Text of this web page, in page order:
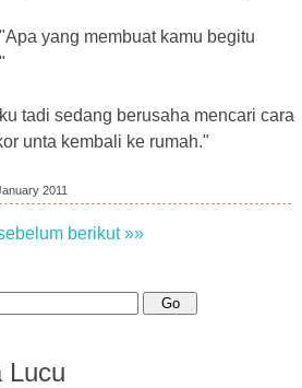
yang membuat kamu begitu
tadi sedang berusaha mencari cara
unta kembali ke rumah."
2011
berikut »»
Lucu